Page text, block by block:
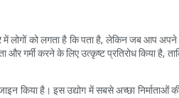
में लोगों को लगता है कि पता है, लेकिन जब आप
करने के लिए उत्कृष्ट प्रतिरोध किया है,
किया है। इस उद्योग में सबसे अच्छा निर्माताओं